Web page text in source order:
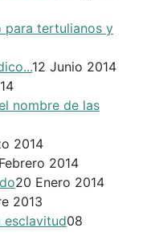
para tertulianos y
12 Junio 2014
nombre de las
2014
2014
20 Enero 2014
2013
esclavitud08